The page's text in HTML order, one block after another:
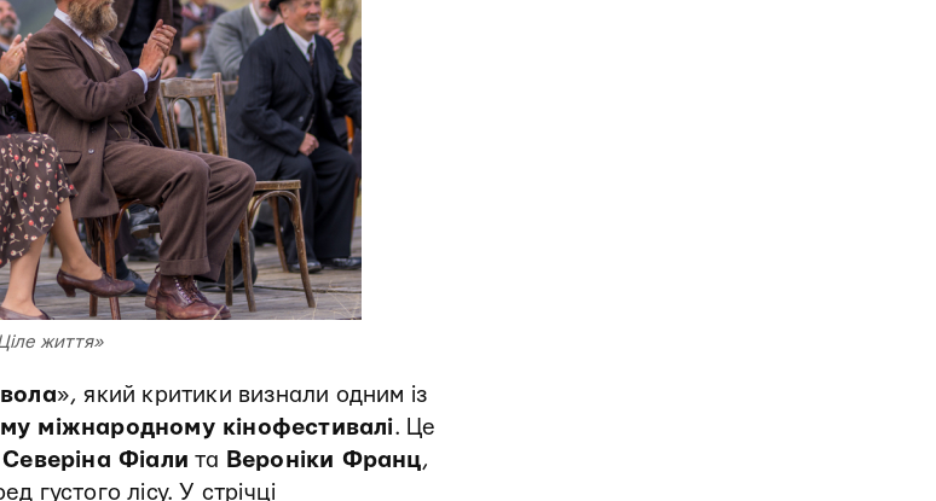
життя»
», який критики визнали одним із
міжнародному кінофестивалі. Це
Северіна Фіали та Вероніки Франц,
густого лісу. У стрічці